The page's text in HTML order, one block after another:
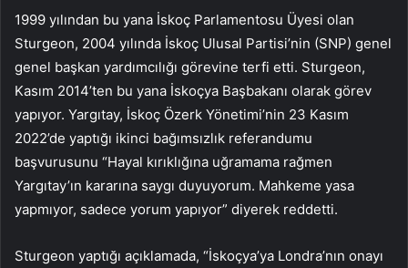
1999 yılından bu yana İskoç Parlamentosu Üyesi olan
Sturgeon, 2004 yılında İskoç Ulusal Partisi’nin (SNP) genel
genel başkan yardımcılığı görevine terfi etti. Sturgeon,
Kasım 2014’ten bu yana İskoçya Başbakanı olarak görev
yapıyor. Yargıtay, İskoç Özerk Yönetimi’nin 23 Kasım
2022’de yaptığı ikinci bağımsızlık referandumu
başvurusunu “Hayal kırıklığına uğramama rağmen
Yargıtay’ın kararına saygı duyuyorum. Mahkeme yasa
yapmıyor, sadece yorum yapıyor” diyerek reddetti.
Sturgeon yaptığı açıklamada, “İskoçya’ya Londra’nın onayı